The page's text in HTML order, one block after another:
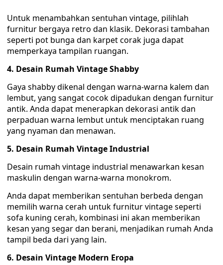
Untuk menambahkan sentuhan vintage, pilihlah
furnitur bergaya retro dan klasik. Dekorasi tambahan
seperti pot bunga dan karpet corak juga dapat
memperkaya tampilan ruangan.
4. Desain Rumah Vintage Shabby
Gaya shabby dikenal dengan warna-warna kalem dan
lembut, yang sangat cocok dipadukan dengan furnitur
antik. Anda dapat menerapkan dekorasi antik dan
perpaduan warna lembut untuk menciptakan ruang
yang nyaman dan menawan.
5. Desain Rumah Vintage Industrial
Desain rumah vintage industrial menawarkan kesan
maskulin dengan warna-warna monokrom.
Anda dapat memberikan sentuhan berbeda dengan
memilih warna cerah untuk furnitur vintage seperti
sofa kuning cerah, kombinasi ini akan memberikan
kesan yang segar dan berani, menjadikan rumah Anda
tampil beda dari yang lain.
6. Desain Vintage Modern Eropa